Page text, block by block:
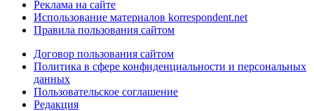
Реклама на сайте
Использование материалов korrespondent.net
Правила пользования сайтом
Договор пользования сайтом
Политика в сфере конфиденциальности и персональных
данных
Пользовательское соглашение
Редакция